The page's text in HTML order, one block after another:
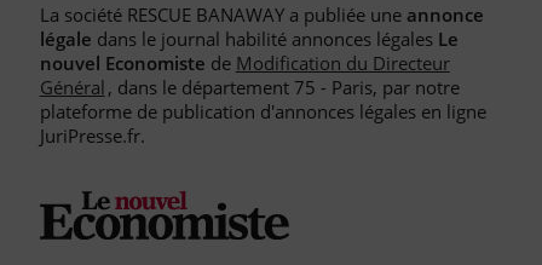
Départements pour la Publication d'Annonces Légales
Liste des Greffes
Liste des CCI
FAQ
La société RESCUE BANAWAY a publiée une annonce
légale dans le journal habilité annonces légales Le
nouvel Economiste de Modification du Directeur
Général, dans le département 75 - Paris, par notre
plateforme de publication d'annonces légales en ligne
JuriPresse.fr.